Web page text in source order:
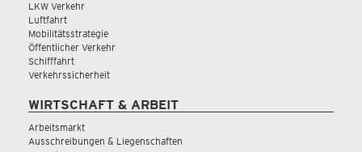
LKW Verkehr
Luftfahrt
Mobilitätsstrategie
Öffentlicher Verkehr
Schifffahrt
Verkehrssicherheit
WIRTSCHAFT & ARBEIT
Arbeitsmarkt
Ausschreibungen & Liegenschaften